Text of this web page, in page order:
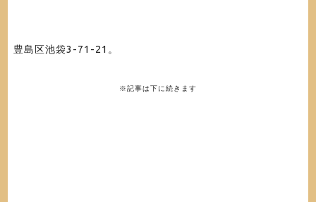
豊島区池袋3-71-21。
※記事は下に続きます